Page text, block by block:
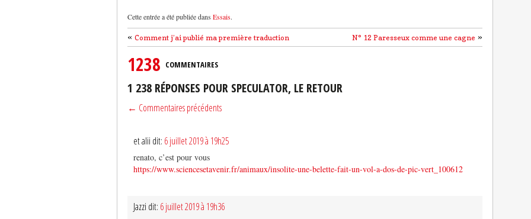
Cette entrée a été publiée dans Essais.
N° 12 Paresseux comme une cagne »
« Comment j’ai publié ma première traduction
1238 COMMENTAIRES
1 238 RÉPONSES POUR SPECULATOR, LE RETOUR
← Commentaires précédents
et alii dit: 6 juillet 2019 à 19h25
renato, c’est pour vous
https://www.sciencesetavenir.fr/animaux/insolite-une-belette-fait-un-vol-a-dos-de-pic-vert_100612
Jazzi dit: 6 juillet 2019 à 19h36